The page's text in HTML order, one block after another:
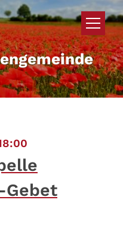
Gebet